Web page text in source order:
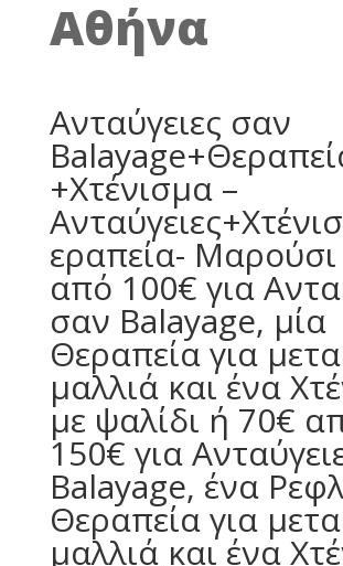
Αθήνα
Ανταύγειες σαν
+Χτένισμα –
εραπεία-
από 100€ για
σαν Balayage, μία
Θεραπεία για
μαλλιά και ένα
με ψαλίδι ή 70€
150€ για
Balayage, ένα
Θεραπεία για
μαλλιά και ένα